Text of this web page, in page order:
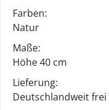
Farben:
Natur
Maße:
Höhe 40 cm
Lieferung:
Deutschlandweit